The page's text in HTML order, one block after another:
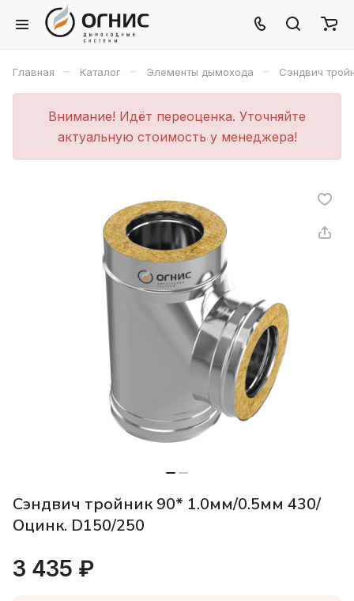
Главная – Каталог – Элементы дымохода – Сэндвич
Внимание! Идёт переоценка. Уточняйте
актуальную стоимость у менеджера!
Сэндвич тройник 90* 1.0мм/0.5мм 430/
Оцинк. D150/250
3 435 ₽